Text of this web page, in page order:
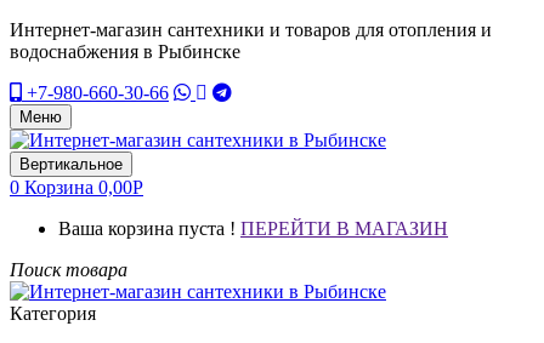
Интернет-магазин сантехники и товаров для отопления и
водоснабжения в Рыбинске
+7-980-660-30-66
Меню
Вертикальное
0 Корзина 0,00Р
Ваша корзина пуста ! ПЕРЕЙТИ В МАГАЗИН
Поиск товара
Категория